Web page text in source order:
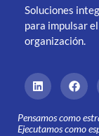
Soluciones
para impulsar
organización.
Pensamos como
Ejecutamos como